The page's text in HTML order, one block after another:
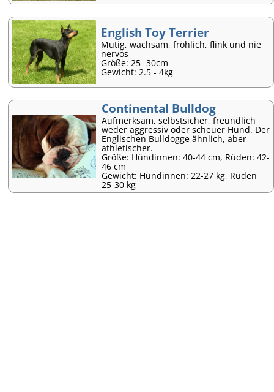
English Toy Terrier
Mutig, wachsam, fröhlich, flink und nie
nervös
Größe: 25 -30cm
Gewicht: 2.5 - 4kg
Continental Bulldog
Aufmerksam, selbstsicher, freundlich
weder aggressiv oder scheuer Hund. Der
Englischen Bulldogge ähnlich, aber
athletischer.
Größe: Hündinnen: 40-44 cm, Rüden: 42-
46 cm
Gewicht: Hündinnen: 22-27 kg, Rüden
25-30 kg